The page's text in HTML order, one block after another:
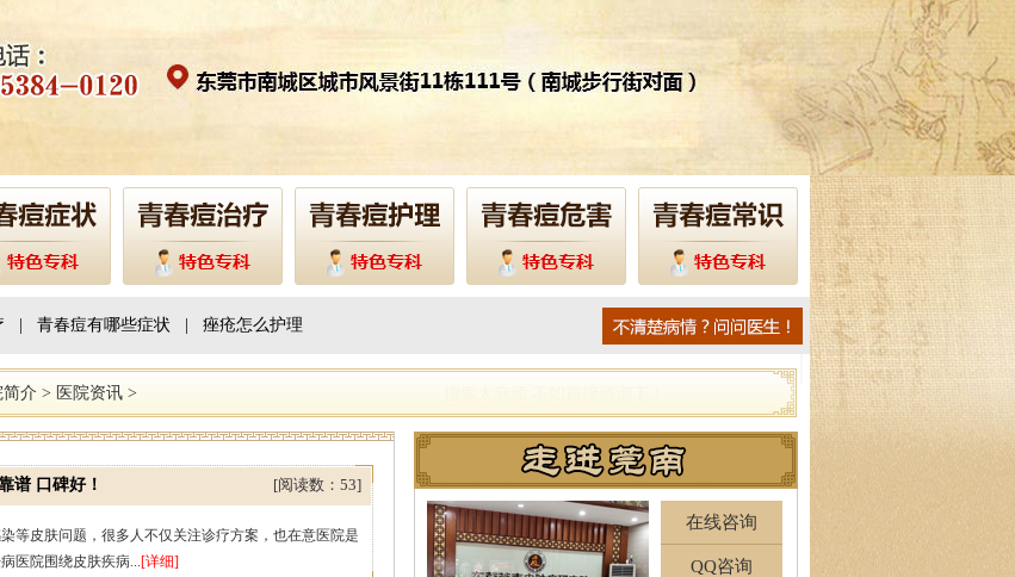
青春痘有哪些症状 痤疮怎么护理
简介 > 医院资讯 >
谱 口碑好！ [阅读数：53]
等皮肤问题，很多人不仅关注诊疗方案，也在意医院是
医院围绕皮肤疾病...[详细]
在线咨询
QQ咨询